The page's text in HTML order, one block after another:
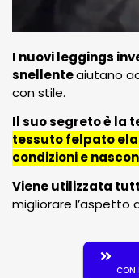
I nuovi leggings
snellenteaiutano
con stile.
Il suo segreto è la
tessuto felpato
condizioni e
Viene utilizzata
migliorare l’aspetto
CON